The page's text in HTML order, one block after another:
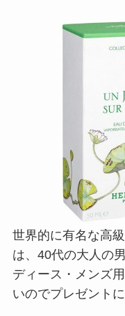
世界的に有名な高
は、40代の大人の
ディース・メンズ
いのでプレゼント
自然素材を使用し
が多い「ナイルの
咲く睡蓮の花をイ
す。フレッシュな
ニセックス向けな
よ。
HERMES／エルメ